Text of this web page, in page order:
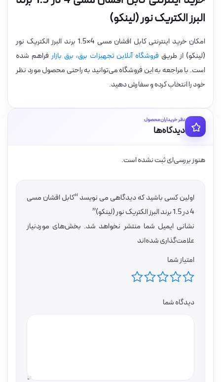
البرز الکتریک نور (لینکو)
امکان خرید اینترنتی کابل افشان مسی 4×1.5 برند البرز الکتریک نور
(لینکو) از طریق فروشگاه آنلاین تجهیزات برق، برق بازارفراهم شده
است. با مراجعه به این فروشگاه می‌توانید به راحتی محصول مورد نظر
خود را انتخاب کرده و سفارش دهید.
نظر خریداران محصول
دیدگاه‌ها
هنوز بررسی‌ای ثبت نشده است.
اولین کسی باشید که دیدگاهی می نویسد “کابل افشان مسی
4 در 1.5 برند البرز الکتریک نور (لینکو)”
نشانی ایمیل شما منتشر نخواهد شد. بخش‌های موردنیاز
علامت‌گذاری شده‌اند
امتیاز شما
دیدگاه شما